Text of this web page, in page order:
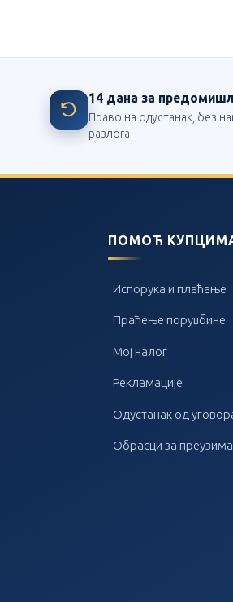
14 дана за
Право на одустанак, без
разлога
ПОМОЋ
Испорука и плаћање
Праћење поруџбине
Мој налог
Рекламације
Одустанак од
Обрасци за